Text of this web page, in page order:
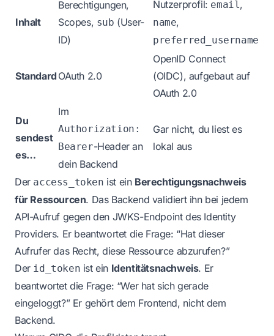
Inhalt
Berechtigungen,
Scopes, sub (User-
ID)
Nutzerprofil: email,
name,
preferred_username
Standard OAuth 2.0
OpenID Connect
(OIDC), aufgebaut auf
OAuth 2.0
Du
sendest
es…
Im
Authorization:
Bearer-Header an
dein Backend
Gar nicht, du liest es
lokal aus
Der access_token ist ein Berechtigungsnachweis
für Ressourcen. Das Backend validiert ihn bei jedem
API-Aufruf gegen den JWKS-Endpoint des Identity
Providers. Er beantwortet die Frage: “Hat dieser
Aufrufer das Recht, diese Ressource abzurufen?”
Der id_token ist ein Identitätsnachweis. Er
beantwortet die Frage: “Wer hat sich gerade
eingeloggt?” Er gehört dem Frontend, nicht dem
Backend.